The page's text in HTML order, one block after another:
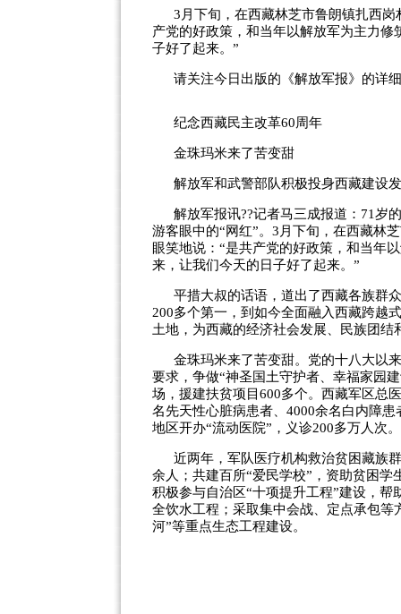
3月下旬，在西藏林芝市鲁朗镇扎西
产党的好政策，和当年以解放军为主力
子好了起来。”
请关注今日出版的《解放军报》的
纪念西藏民主改革60周年
金珠玛米来了苦变甜
解放军和武警部队积极投身西藏建设
解放军报讯??记者马三成报道：71岁
游客眼中的“网红”。3月下旬，在西藏林
眼笑地说：“是共产党的好政策，和当年
来，让我们今天的日子好了起来。”
平措大叔的话语，道出了西藏各族群
200多个第一，到如今全面融入西藏跨越
土地，为西藏的经济社会发展、民族团
金珠玛米来了苦变甜。党的十八大以
要求，争做“神圣国土守护者、幸福家园
场，援建扶贫项目600多个。西藏军区总
名先天性心脏病患者、4000余名白内障
地区开办“流动医院”，义诊200多万人次。
近两年，军队医疗机构救治贫困藏族
余人；共建百所“爱民学校”，资助贫困
积极参与自治区“十项提升工程”建设，
全饮水工程；采取集中会战、定点承包等
河”等重点生态工程建设。